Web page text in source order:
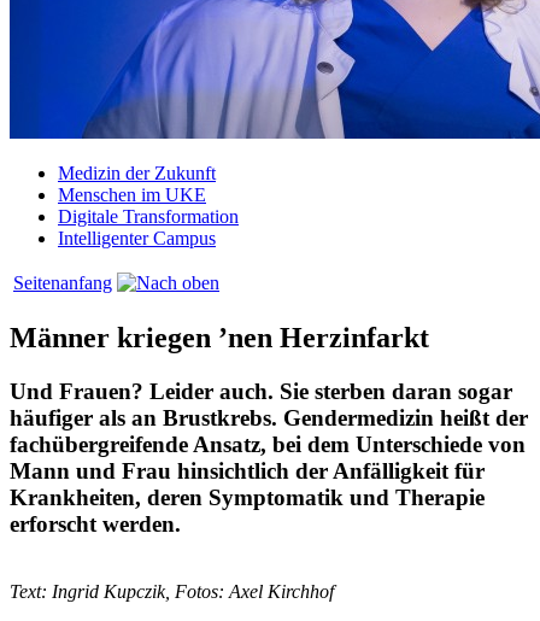
Medizin der Zukunft
Menschen im UKE
Digitale Transformation
Intelligenter Campus
Seitenanfang
Männer kriegen ’nen Herzinfarkt
Und Frauen? Leider auch. Sie sterben daran sogar
häufiger als an Brustkrebs. Gendermedizin heißt der
fachübergreifende Ansatz, bei dem Unterschiede von
Mann und Frau hinsichtlich der Anfälligkeit für
Krankheiten, deren Symptomatik und Therapie
erforscht werden.
Text: Ingrid Kupczik, Fotos: Axel Kirchhof